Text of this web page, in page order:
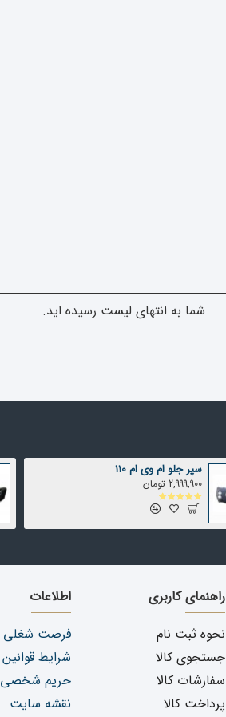
شما به انتهای لیست رسیده اید.
سپر جلو ام وی ام 110
2,999,900 تومان
راهنمای کاربری
نحوه ثبت نام
جستجوی کالا
سفارشات کالا
پرداخت کالا
اطلاعات
فرصت شغلی
شرایط قوانین
حریم شخصی
نقشه سایت